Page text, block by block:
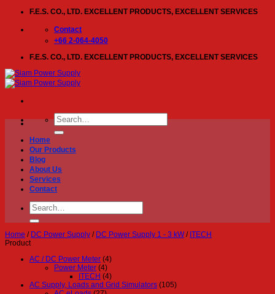
content
F.E.S. CO., LTD. EXCELLENT PRODUCTS, EXCELLENT SERVICES
Contact
+66 2-064-4050
F.E.S. CO., LTD. EXCELLENT PRODUCTS, EXCELLENT SERVICES
Search
for:
Home
Our Products
Blog
About Us
Services
Contact
Search
for:
Home / DC Power Supply / DC Power Supply 1 - 3 kW / ITECH
Product
AC / DC Power Meter (4)
Power Meter (4)
ITECH (4)
AC Supply, Loads and Grid Simulators (105)